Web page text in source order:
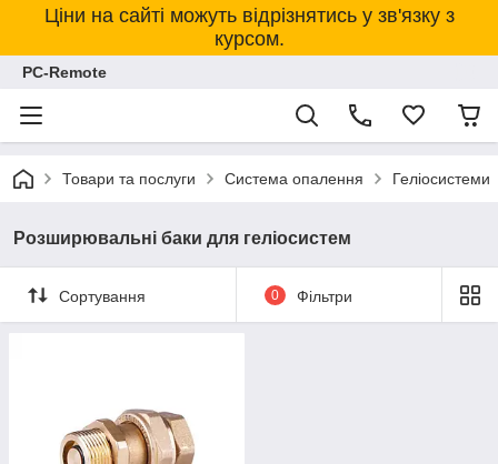
Ціни на сайті можуть відрізнятись у зв'язку з
курсом.
PC-Remote
Товари та послуги Система опалення Геліосистеми
Розширювальні баки для геліосистем
Сортування 0 Фільтри